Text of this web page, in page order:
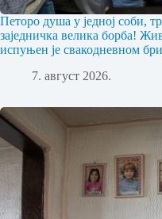
Петоро душа у једној соби,
заједничка велика борба!
испуњен је свакодневном
7. август 2026.